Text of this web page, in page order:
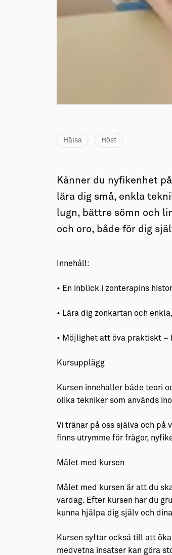
Hälsa Höst
Känner du nyfikenhet
lära dig små, enkla
lugn, bättre sömn och
och oro, både för dig
Innehåll:
• En inblick i zonterapins
• Lära dig zonkartan och
• Möjlighet att öva praktiskt –
Kursupplägg
Kursen innehåller både teori
olika tekniker som används
Vi tränar på oss själva och på
finns utrymme för frågor,
Målet med kursen
Målet med kursen är att du
vardag. Efter kursen har du
kunna hjälpa dig själv och
Kursen syftar också till att
medvetna insatser kan göra